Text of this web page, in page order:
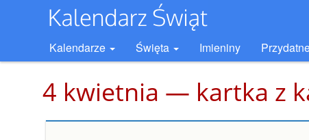
Kalendarze Święta Imieniny
4 kwietnia — kartka z